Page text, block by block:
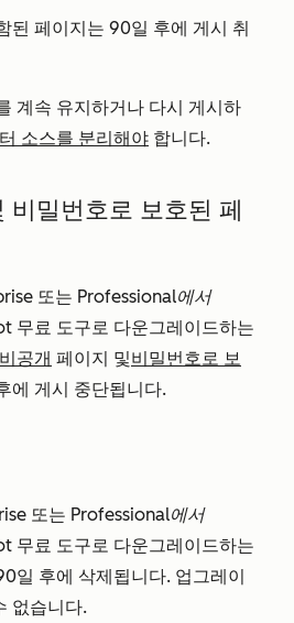
된 페이지는 90일 후에 게시 취
계속 유지하거나 다시 게시하
소스를 분리해야 합니다.
비밀번호로 보호된 페
또는 Professional에서
무료 도구로 다운그레이드하는
비공개 페이지 및비밀번호로 보
에 게시 중단됩니다.
또는 Professional에서
무료 도구로 다운그레이드하는
일 후에 삭제됩니다. 업그레이
없습니다.